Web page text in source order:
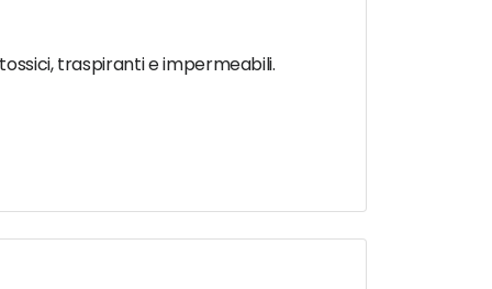
traspiranti e impermeabili.